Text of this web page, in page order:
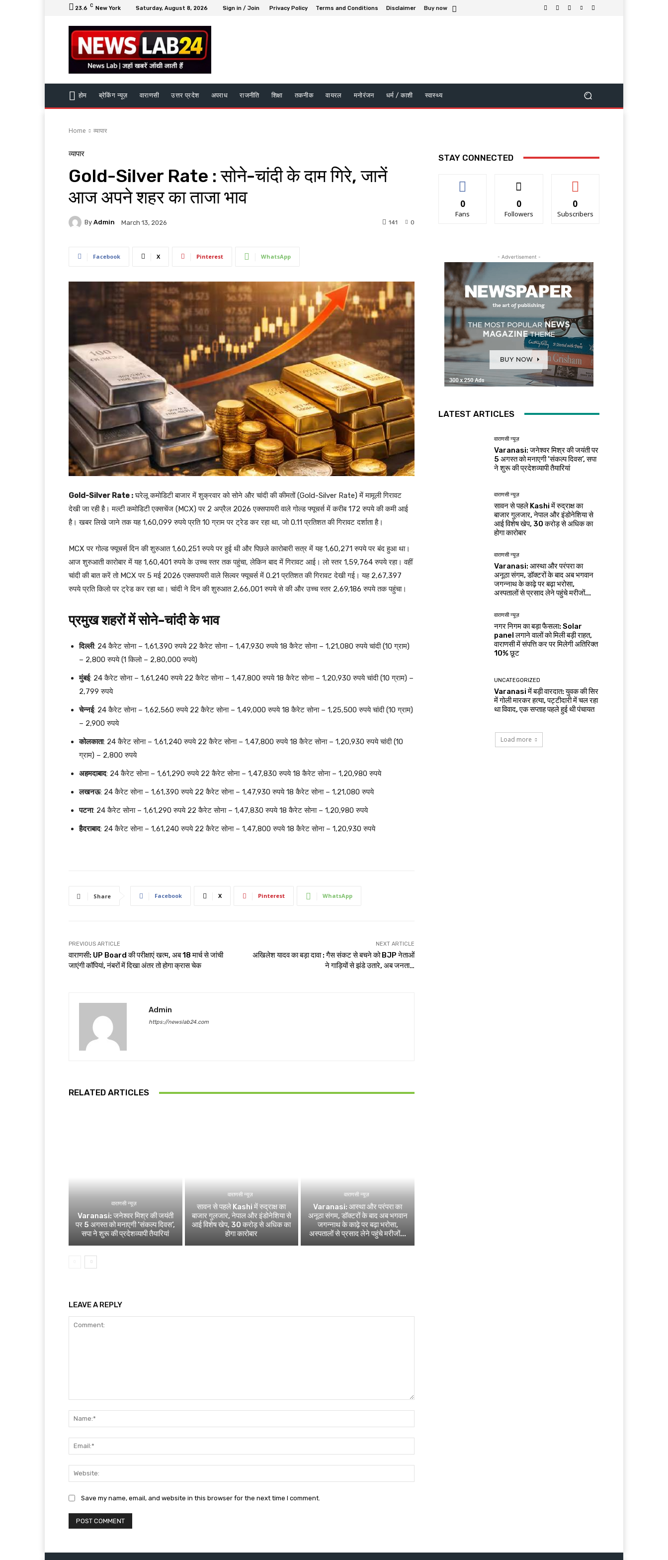
23.6 C New York Saturday, August 8, 2026 Sign in / Join Privacy Policy Terms and Conditions Disclaimer Buy now
होम ब्रेकिंग न्यूज़ वाराणसी उत्तर प्रदेश अपराध राजनीति शिक्षा तकनीक वायरल मनोरंजन धर्म / काशी स्वास्थ्य
Home व्यापार
व्यापार
Gold-Silver Rate : सोने-चांदी के दाम गिरे, जानें
आज अपने शहर का ताजा भाव
By Admin March 13, 2026 0
141
Facebook X Pinterest WhatsApp
Gold-Silver Rate :घरेलू कमोडिटी बाजार में शुक्रवार को सोने और चांदी की कीमतों (Gold-Silver Rate) में मामूली गिरावट
देखी जा रही है। मल्टी कमोडिटी एक्सचेंज (MCX) पर 2 अप्रैल 2026 एक्सपायरी वाले गोल्ड फ्यूचर्स में करीब 172 रुपये की कमी आई
है। खबर लिखे जाने तक यह 1,60,099 रुपये प्रति 10 ग्राम पर ट्रेड कर रहा था, जो 0.11 प्रतिशत की गिरावट दर्शाता है।
MCX पर गोल्ड फ्यूचर्स दिन की शुरुआत 1,60,251 रुपये पर हुई थी और पिछले कारोबारी सत्र में यह 1,60,271 रुपये पर बंद हुआ था।
आज शुरुआती कारोबार में यह 1,60,401 रुपये के उच्च स्तर तक पहुंचा, लेकिन बाद में गिरावट आई। लो स्तर 1,59,764 रुपये रहा। वहीं
चांदी की बात करें तो MCX पर 5 मई 2026 एक्सपायरी वाले सिल्वर फ्यूचर्स में 0.21 प्रतिशत की गिरावट देखी गई। यह 2,67,397
रुपये प्रति किलो पर ट्रेड कर रहा था। चांदी ने दिन की शुरुआत 2,66,001 रुपये से की और उच्च स्तर 2,69,186 रुपये तक पहुंचा।
प्रमुख शहरों में सोने-चांदी के भाव
दिल्ली: 24 कैरेट सोना – 1,61,390 रुपये 22 कैरेट सोना – 1,47,930 रुपये 18 कैरेट सोना – 1,21,080 रुपये चांदी (10 ग्राम)
– 2,800 रुपये (1 किलो – 2,80,000 रुपये)
मुंबई: 24 कैरेट सोना – 1,61,240 रुपये 22 कैरेट सोना – 1,47,800 रुपये 18 कैरेट सोना – 1,20,930 रुपये चांदी (10 ग्राम) –
2,799 रुपये
चेन्नई: 24 कैरेट सोना – 1,62,560 रुपये 22 कैरेट सोना – 1,49,000 रुपये 18 कैरेट सोना – 1,25,500 रुपये चांदी (10 ग्राम)
– 2,900 रुपये
कोलकाता: 24 कैरेट सोना – 1,61,240 रुपये 22 कैरेट सोना – 1,47,800 रुपये 18 कैरेट सोना – 1,20,930 रुपये चांदी (10
ग्राम) – 2,800 रुपये
अहमदाबाद: 24 कैरेट सोना – 1,61,290 रुपये 22 कैरेट सोना – 1,47,830 रुपये 18 कैरेट सोना – 1,20,980 रुपये
लखनऊ: 24 कैरेट सोना – 1,61,390 रुपये 22 कैरेट सोना – 1,47,930 रुपये 18 कैरेट सोना – 1,21,080 रुपये
पटना: 24 कैरेट सोना – 1,61,290 रुपये 22 कैरेट सोना – 1,47,830 रुपये 18 कैरेट सोना – 1,20,980 रुपये
हैदराबाद: 24 कैरेट सोना – 1,61,240 रुपये 22 कैरेट सोना – 1,47,800 रुपये 18 कैरेट सोना – 1,20,930 रुपये
Share Facebook X Pinterest WhatsApp
PREVIOUS ARTICLE
वाराणसी: UP Board की परीक्षाएं खत्म, अब 18 मार्च से जांची
जाएंगी कॉपियां, नंबरों में दिखा अंतर तो होगा क्रास चेक
NEXT ARTICLE
अखिलेश यादव का बड़ा दावा : गैस संकट से बचने को BJP नेताओं
ने गाड़ियों से झंडे उतारे, अब जनता…
Admin
https://newslab24.com
RELATED ARTICLES
वाराणसी न्यूज़
Varanasi: जनेश्वर मिश्र की जयंती
पर 5 अगस्त को मनाएगी ‘संकल्प दिवस’,
सपा ने शुरू की प्रदेशव्यापी तैयारियां
वाराणसी न्यूज़
सावन से पहले Kashi में रुद्राक्ष का
बाजार गुलजार, नेपाल और इंडोनेशिया से
आई विशेष खेप, 30 करोड़ से अधिक का
होगा कारोबार
वाराणसी न्यूज़
Varanasi: आस्था और परंपरा का
अनूठा संगम, डॉक्टरों के बाद अब भगवान
जगन्नाथ के काढ़े पर बढ़ा भरोसा,
अस्पतालों से प्रसाद लेने पहुंचे मरीजों...
LEAVE A REPLY
Save my name, email, and website in this browser for the next time I comment.
STAY CONNECTED
0
Fans
0
Followers
0
Subscribers
- Advertisement -
LATEST ARTICLES
वाराणसी न्यूज़
Varanasi: जनेश्वर मिश्र की जयंती पर
5 अगस्त को मनाएगी ‘संकल्प दिवस’, सपा
ने शुरू की प्रदेशव्यापी तैयारियां
वाराणसी न्यूज़
सावन से पहले Kashi में रुद्राक्ष का
बाजार गुलजार, नेपाल और इंडोनेशिया से
आई विशेष खेप, 30 करोड़ से अधिक का
होगा कारोबार
वाराणसी न्यूज़
Varanasi: आस्था और परंपरा का
अनूठा संगम, डॉक्टरों के बाद अब भगवान
जगन्नाथ के काढ़े पर बढ़ा भरोसा,
अस्पतालों से प्रसाद लेने पहुंचे मरीजों...
वाराणसी न्यूज़
नगर निगम का बड़ा फैसला: Solar
panel लगाने वालों को मिली बड़ी राहत,
वाराणसी में संपत्ति कर पर मिलेगी अतिरिक्त
10% छूट
UNCATEGORIZED
Varanasi में बड़ी वारदात: युवक की सिर
में गोली मारकर हत्या, पट्टीदारी में चल रहा
था विवाद, एक सप्ताह पहले हुई थी पंचायत
Load more